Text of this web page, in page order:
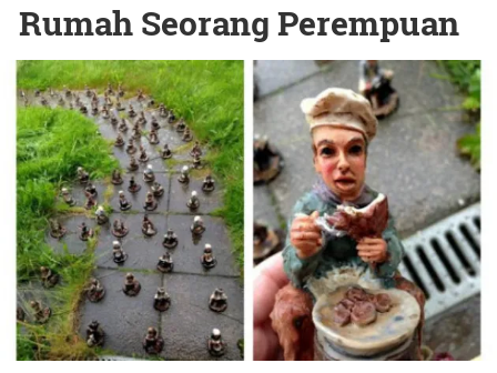
Rumah Seorang Perempuan